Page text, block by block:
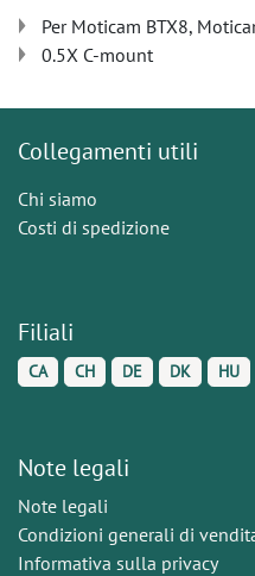
Per Moticam BTX8,
0.5X C-mount
Collegamenti utili
Chi siamo
Costi di spedizione
Filiali
CA CH DE DK HU
Note legali
Note legali
Condizioni generali di
Informativa sulla privacy